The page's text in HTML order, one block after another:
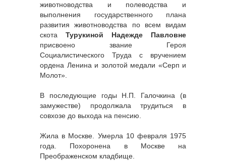
животноводства и полеводства и
выполнения государственного плана
развития животноводства по всем видам
скота Турукиной Надежде Павловне
присвоено звание Героя
Социалистического Труда с вручением
ордена Ленина и золотой медали «Серп и
Молот».
В последующие годы Н.П. Галочкина (в
замужестве) продолжала трудиться в
совхозе до выхода на пенсию.
Жила в Москве. Умерла 10 февраля 1975
года. Похоронена в Москве на
Преображенском кладбище.